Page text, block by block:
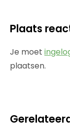
Plaats
Je moet
plaatsen.